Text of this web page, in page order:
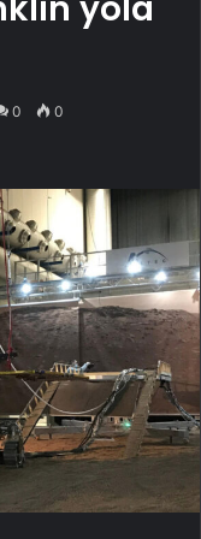
yola
0 0